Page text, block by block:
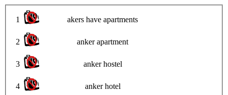
1 akers have apartments
2 anker apartment
3 anker hostel
4 anker hotel